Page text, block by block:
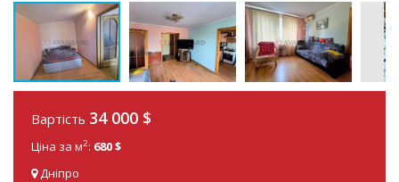
Вартість 34 000 $
Ціна за м2: 680 $
Дніпро